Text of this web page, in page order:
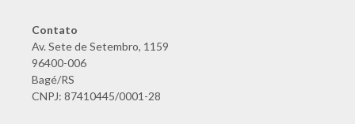
Contato
Av. Sete de Setembro, 1159
96400-006
Bagé/RS
CNPJ: 87410445/0001-28